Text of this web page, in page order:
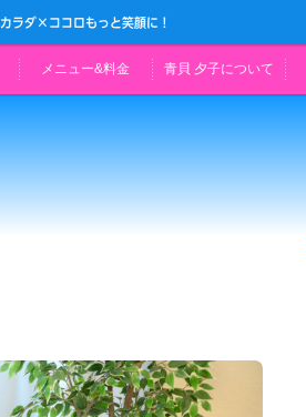
カラダ×ココロもっと笑顔に！
メニュー&料金 青貝 夕子について